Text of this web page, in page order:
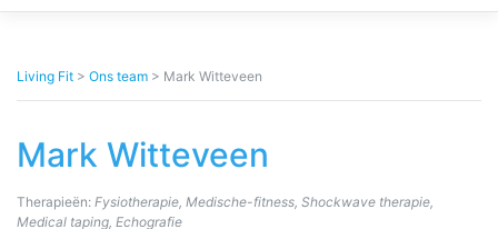
Living Fit > Ons team > Mark Witteveen
Mark Witteveen
Therapieën: Fysiotherapie, Medische-fitness, Shockwave therapie,
Medical taping, Echografie